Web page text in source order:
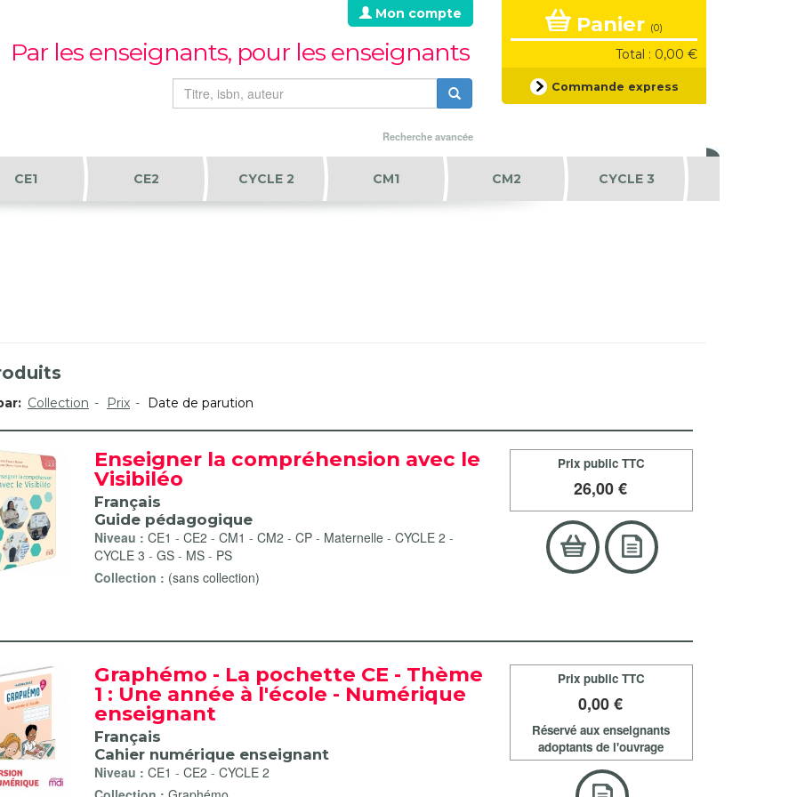
Mon compte
Par les enseignants, pour les enseignants
Formulaire
de
Recherche avancée
Panier (0)
Total : 0,00 €
Commande express
CE1 CE2 CYCLE 2 CM1 CM2 CYCLE 3
Collection Prix Date de parution
Enseigner la compréhension avec le
Visibiléo
Français
Guide pédagogique
Niveau :CE1 -CE2 -CM1 -CM2 -CP - Maternelle -CYCLE 2 -
CYCLE 3 -GS - MS - PS
Collection : (sans collection)
Prix public TTC
26,00 €
Graphémo - La pochette CE - Thème
1 : Une année à l'école - Numérique
enseignant
Français
Cahier numérique enseignant
Niveau :CE1 -CE2 -CYCLE 2
Prix public TTC
0,00 €
Réservé aux enseignants
adoptants de l'ouvrage